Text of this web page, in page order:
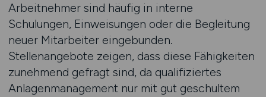
Arbeitnehmer sind häufig in interne
Schulungen, Einweisungen oder die Begleitung
neuer Mitarbeiter eingebunden.
Stellenangebote zeigen, dass diese Fähigkeiten
zunehmend gefragt sind, da qualifiziertes
Anlagenmanagement nur mit gut geschultem